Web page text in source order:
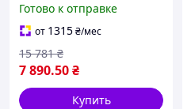
для полировки
автомобилей с диском
150мм
Готово к отправке
от 1315₴/мес
7 890.50₴
15 781 ₴
Купить